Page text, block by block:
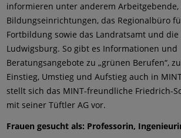
informieren unter anderem Arbeitgebende,
Bildungseinrichtungen, das Regionalbüro
Fortbildung sowie das Landratsamt und
Ludwigsburg. So gibt es Informationen und
Beratungsangebote zu „grünen Berufen“,
Einstieg, Umstieg und Aufstieg auch in
stellt sich das MINT-freundliche Friedrich-
mit seiner Tüftler AG vor.
Frauen gesucht als: Professorin,